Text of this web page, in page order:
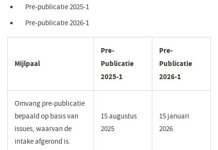
Pre-publicatie 2025-1
Pre-publicatie 2026-1
Mijlpaal
Pre-
Publicatie
2025-1
Pre-
Publicatie
2026-1
Omvang pre-publicatie
bepaald op basis van
issues, waarvan de
intake afgerond is.
15 augustus
2025
15 januari
2026